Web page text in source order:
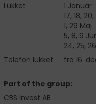
Lukket
Telefon lukket
1 Januar
17, 18,
1, 29 Maj
5, 8, 9
24, 25,
fra 16.
Part of the group:
CBS Invest AB